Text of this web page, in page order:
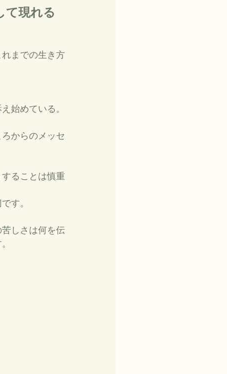
までの生き方
始めている。
からのメッセ
ることは慎重
す。
しさは何を伝